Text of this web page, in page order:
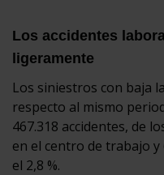
Los accidentes
ligeramente
Los siniestros con baja
respecto al mismo
467.318 accidentes, de
en el centro de trabajo y
el 2,8 %.